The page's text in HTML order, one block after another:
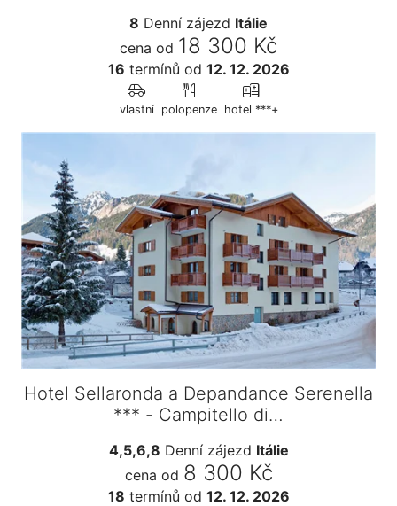
8 Denní zájezd Itálie
cena od 18 300 Kč
16 termínů od 12. 12. 2026
vlastní polopenze hotel ***+
Hotel Sellaronda a Depandance Serenella
*** - Campitello di…
4,5,6,8 Denní zájezd Itálie
cena od 8 300 Kč
18 termínů od 12. 12. 2026